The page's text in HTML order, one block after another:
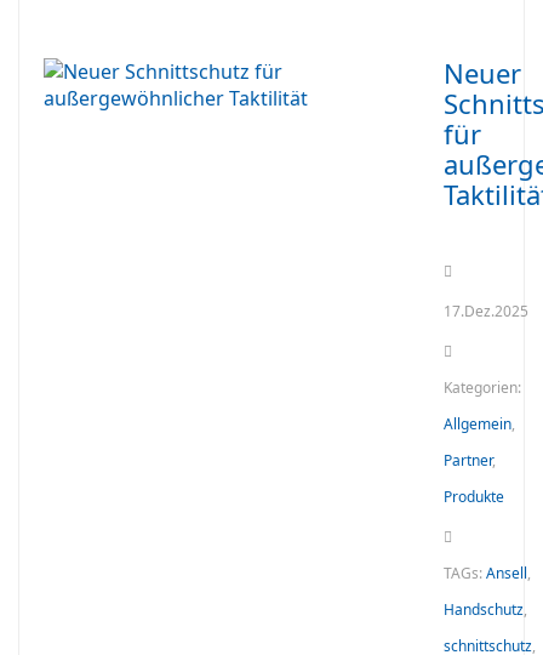
Neuer
für
17.Dez.2025
Kategorien:
Allgemein,
Partner,
Produkte
TAGs:Ansell,
Handschutz,
schnittschutz,